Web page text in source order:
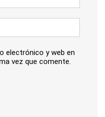
electrónico y web en
vez que comente.